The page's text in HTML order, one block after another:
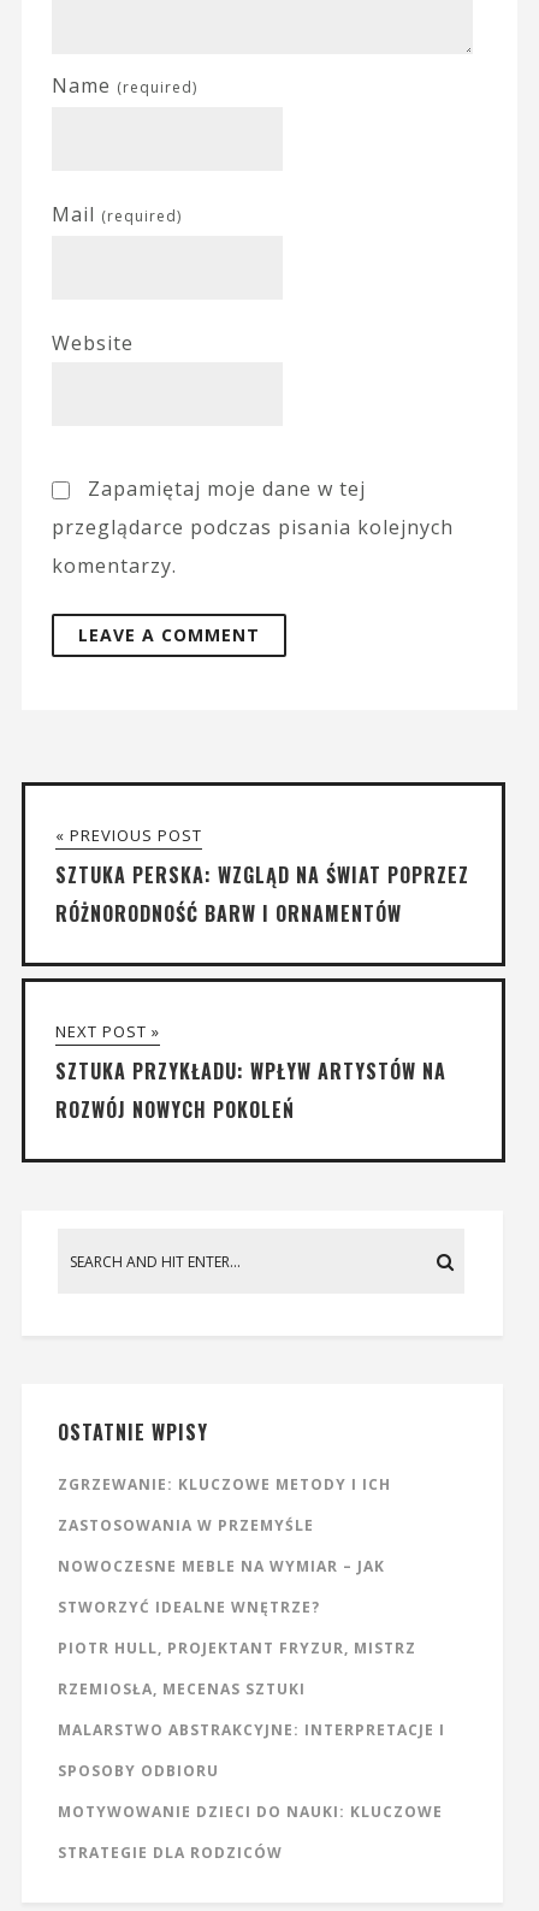
Name (required)
Mail (required)
Website
Zapamiętaj moje dane w tej
przeglądarce podczas pisania kolejnych
komentarzy.
« PREVIOUS POST
SZTUKA PERSKA: WZGLĄD NA ŚWIAT POPRZEZ
RÓŻNORODNOŚĆ BARW I ORNAMENTÓW
NEXT POST »
SZTUKA PRZYKŁADU: WPŁYW ARTYSTÓW NA
ROZWÓJ NOWYCH POKOLEŃ
OSTATNIE WPISY
ZGRZEWANIE: KLUCZOWE METODY I ICH
ZASTOSOWANIA W PRZEMYŚLE
NOWOCZESNE MEBLE NA WYMIAR – JAK
STWORZYĆ IDEALNE WNĘTRZE?
PIOTR HULL, PROJEKTANT FRYZUR, MISTRZ
RZEMIOSŁA, MECENAS SZTUKI
MALARSTWO ABSTRAKCYJNE: INTERPRETACJE I
SPOSOBY ODBIORU
MOTYWOWANIE DZIECI DO NAUKI: KLUCZOWE
STRATEGIE DLA RODZICÓW